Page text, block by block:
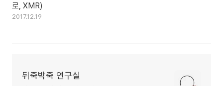
로, XMR)
2017.12.19
뒤죽박죽 연구실